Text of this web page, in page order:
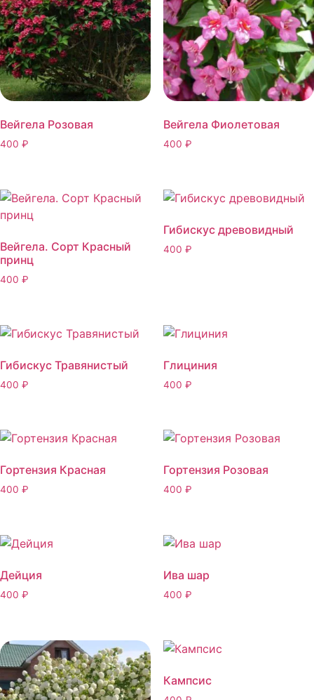
Вейгела Розовая
400 ₽
Вейгела Фиолетовая
400 ₽
Вейгела. Сорт Красный
принц
400 ₽
Гибискус древовидный
400 ₽
Гибискус Травянистый
400 ₽
Глициния
400 ₽
Гортензия Красная
400 ₽
Гортензия Розовая
400 ₽
Дейция
400 ₽
Ива шар
400 ₽
Кампсис